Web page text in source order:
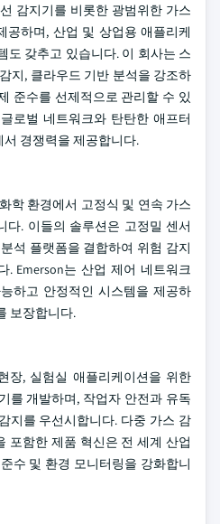
감지기를 비롯한 광범위한 가스
공하며, 산업 및 상업용 애플리케
도 갖추고 있습니다. 이 회사는 스
지, 클라우드 기반 분석을 강조하
준수를 선제적으로 관리할 수 있
로벌 네트워크와 탄탄한 애프터
경쟁력을 제공합니다.
학 환경에서 고정식 및 연속 가스
다. 이들의 솔루션은 고정밀 센서
석 플랫폼을 결합하여 위험 감지
. Emerson는 산업 제어 네트워크
하고 안정적인 시스템을 제공하
보장합니다.
장, 실험실 애플리케이션을 위한
를 개발하며, 작업자 안전과 유독
지를 우선시합니다. 다중 가스 감
포함한 제품 혁신은 전 세계 산업
수 및 환경 모니터링을 강화합니